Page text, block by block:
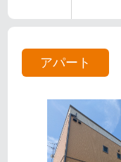
アパート